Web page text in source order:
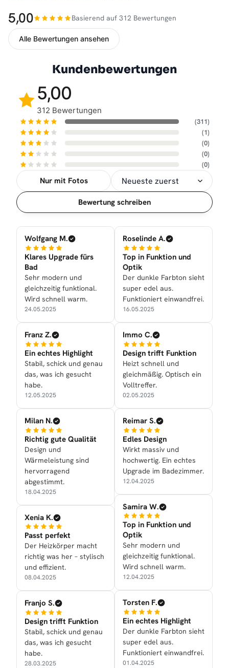
5,00 Basierend auf 312 Bewertungen
Alle Bewertungen ansehen
Kundenbewertungen
5,00
312 Bewertungen
(311)
(1)
(0)
(0)
(0)
Nur mit Fotos
Sortierung
Bewertung schreiben
Wolfgang M.
Klares Upgrade fürs
Bad
Sehr modern und
gleichzeitig funktional.
Wird schnell warm.
24.05.2025
Franz Z.
Ein echtes Highlight
Stabil, schick und genau
das, was ich gesucht
habe.
12.05.2025
Milan N.
Richtig gute Qualität
Design und
Wärmeleistung sind
hervorragend
abgestimmt.
18.04.2025
Xenia K.
Passt perfekt
Der Heizkörper macht
richtig was her – stylisch
und effizient.
08.04.2025
Franjo S.
Design trifft Funktion
Stabil, schick und genau
das, was ich gesucht
habe.
28.03.2025
Roselinde A.
Top in Funktion und
Optik
Der dunkle Farbton sieht
super edel aus.
Funktioniert einwandfrei.
16.05.2025
Immo C.
Design trifft Funktion
Heizt schnell und
gleichmäßig. Optisch ein
Volltreffer.
02.05.2025
Reimar S.
Edles Design
Wirkt massiv und
hochwertig. Ein echtes
Upgrade im Badezimmer.
12.04.2025
Samira W.
Top in Funktion und
Optik
Sehr modern und
gleichzeitig funktional.
Wird schnell warm.
12.04.2025
Torsten F.
Ein echtes Highlight
Der dunkle Farbton sieht
super edel aus.
Funktioniert einwandfrei.
01.04.2025